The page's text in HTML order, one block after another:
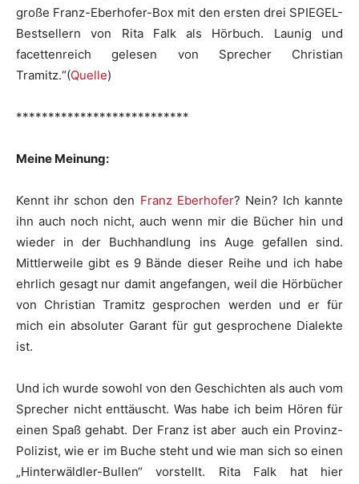
große Franz-Eberhofer-Box mit den ersten drei SPIEGEL-
Bestsellern von Rita Falk als Hörbuch. Launig und
facettenreich gelesen von Sprecher Christian
Tramitz.“(Quelle)
***************************
Meine Meinung:
Kennt ihr schon den Franz Eberhofer? Nein? Ich kannte
ihn auch noch nicht, auch wenn mir die Bücher hin und
wieder in der Buchhandlung ins Auge gefallen sind.
Mittlerweile gibt es 9 Bände dieser Reihe und ich habe
ehrlich gesagt nur damit angefangen, weil die Hörbücher
von Christian Tramitz gesprochen werden und er für
mich ein absoluter Garant für gut gesprochene Dialekte
ist.
Und ich wurde sowohl von den Geschichten als auch vom
Sprecher nicht enttäuscht. Was habe ich beim Hören für
einen Spaß gehabt. Der Franz ist aber auch ein Provinz-
Polizist, wie er im Buche steht und wie man sich so einen
„Hinterwäldler-Bullen“ vorstellt. Rita Falk hat hier